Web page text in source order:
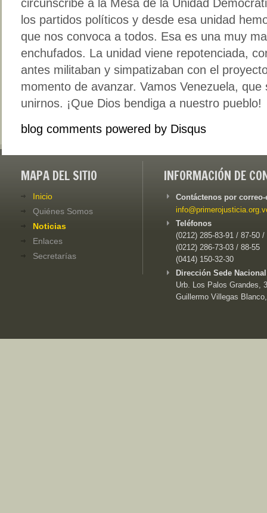
circunscribe a la Mesa de la Unidad
los partidos políticos y desde esa unidad
que nos convoca a todos. Esa es una muy
enchufados. La unidad viene repotenciada,
antes militaban y simpatizaban con el
momento de avanzar. Vamos Venezuela,
unirnos. ¡Que Dios bendiga a nuestro pueblo!
blog comments powered by Disqus
MAPA DEL SITIO
Inicio
Quiénes Somos
Noticias
Enlaces
Secretarías
INFORMACIÓN DE
Contáctenos por
Teléfonos
(0212) 285-83-91 / 87-50 /
(0212) 286-73-03 / 88-55
(0414) 150-32-30
Dirección Sede
Urb. Los Palos Grandes,
Guillermo Villegas